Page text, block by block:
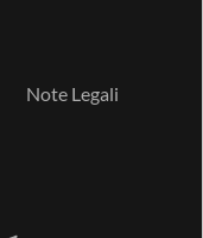
Note Legali